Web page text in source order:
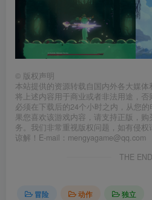
© 版权声明
本站提供的资源转载自国内外各大媒
将上述内容用于商业或者非法用途，
必须在下载后的24个小时之内，从您
果您喜欢该游戏内容，请支持正版，
务。我们非常重视版权问题，如有侵
谅解！E-mail：mengyagame@qq.com
THE END
冒险 动作
独立